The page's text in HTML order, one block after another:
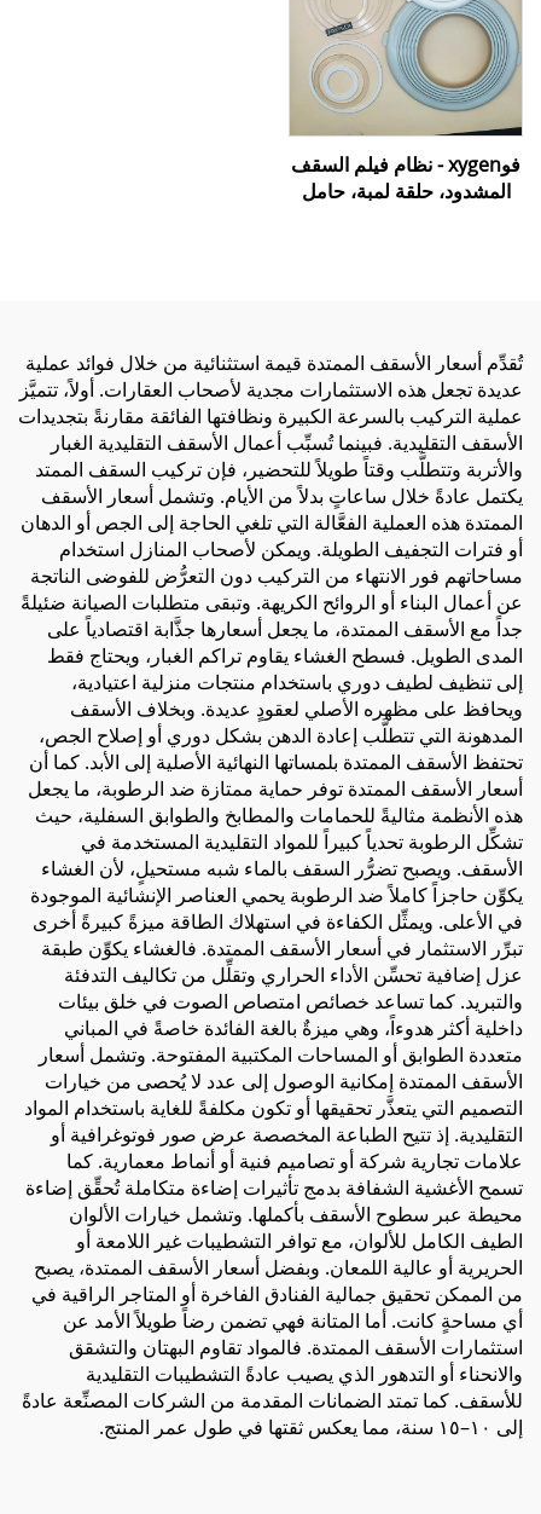
فوxygen - نظام فيلم السقف
المشدود، حلقة لمبة، حامل
تُقدِّم أسعار الأسقف الممتدة قيمة استثنائية من خلال فوائد عملية
عديدة تجعل هذه الاستثمارات مجدية لأصحاب العقارات. أولاً، تتميَّز
عملية التركيب بالسرعة الكبيرة ونظافتها الفائقة مقارنةً بتجديدات
الأسقف التقليدية. فبينما تُسبِّب أعمال الأسقف التقليدية الغبار
والأتربة وتتطلَّب وقتاً طويلاً للتحضير، فإن تركيب السقف الممتد
يكتمل عادةً خلال ساعاتٍ بدلاً من الأيام. وتشمل أسعار الأسقف
الممتدة هذه العملية الفعَّالة التي تلغي الحاجة إلى الجص أو الدهان
أو فترات التجفيف الطويلة. ويمكن لأصحاب المنازل استخدام
مساحاتهم فور الانتهاء من التركيب دون التعرُّض للفوضى الناتجة
عن أعمال البناء أو الروائح الكريهة. وتبقى متطلبات الصيانة ضئيلةً
جداً مع الأسقف الممتدة، ما يجعل أسعارها جذَّابة اقتصادياً على
المدى الطويل. فسطح الغشاء يقاوم تراكم الغبار، ويحتاج فقط
إلى تنظيف لطيف دوري باستخدام منتجات منزلية اعتيادية،
ويحافظ على مظهره الأصلي لعقودٍ عديدة. وبخلاف الأسقف
المدهونة التي تتطلَّب إعادة الدهن بشكل دوري أو إصلاح الجص،
تحتفظ الأسقف الممتدة بلمساتها النهائية الأصلية إلى الأبد. كما أن
أسعار الأسقف الممتدة توفر حماية ممتازة ضد الرطوبة، ما يجعل
هذه الأنظمة مثاليةً للحمامات والمطابخ والطوابق السفلية، حيث
تشكِّل الرطوبة تحدياً كبيراً للمواد التقليدية المستخدمة في
الأسقف. ويصبح تضرُّر السقف بالماء شبه مستحيلٍ، لأن الغشاء
يكوِّن حاجزاً كاملاً ضد الرطوبة يحمي العناصر الإنشائية الموجودة
في الأعلى. ويمثِّل الكفاءة في استهلاك الطاقة ميزةً كبيرةً أخرى
تبرِّر الاستثمار في أسعار الأسقف الممتدة. فالغشاء يكوِّن طبقة
عزل إضافية تحسِّن الأداء الحراري وتقلِّل من تكاليف التدفئة
والتبريد. كما تساعد خصائص امتصاص الصوت في خلق بيئات
داخلية أكثر هدوءاً، وهي ميزةٌ بالغة الفائدة خاصةً في المباني
متعددة الطوابق أو المساحات المكتبية المفتوحة. وتشمل أسعار
الأسقف الممتدة إمكانية الوصول إلى عدد لا يُحصى من خيارات
التصميم التي يتعذَّر تحقيقها أو تكون مكلفةً للغاية باستخدام المواد
التقليدية. إذ تتيح الطباعة المخصصة عرض صور فوتوغرافية أو
علامات تجارية شركة أو تصاميم فنية أو أنماط معمارية. كما
تسمح الأغشية الشفافة بدمج تأثيرات إضاءة متكاملة تُحقِّق إضاءة
محيطة عبر سطوح الأسقف بأكملها. وتشمل خيارات الألوان
الطيف الكامل للألوان، مع توافر التشطيبات غير اللامعة أو
الحريرية أو عالية اللمعان. وبفضل أسعار الأسقف الممتدة، يصبح
من الممكن تحقيق جمالية الفنادق الفاخرة أو المتاجر الراقية في
أي مساحةٍ كانت. أما المتانة فهي تضمن رضاً طويلاً الأمد عن
استثمارات الأسقف الممتدة. فالمواد تقاوم البهتان والتشقق
والانحناء أو التدهور الذي يصيب عادةً التشطيبات التقليدية
للأسقف. كما تمتد الضمانات المقدمة من الشركات المصنِّعة عادةً
إلى ١٠–١٥ سنة، مما يعكس ثقتها في طول عمر المنتج.